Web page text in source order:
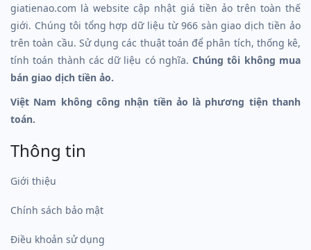
giatienao.com là website cập nhật giá tiền ảo trên toàn thế
giới. Chúng tôi tổng hợp dữ liệu từ 966 sàn giao dịch tiền ảo
trên toàn cầu. Sử dụng các thuật toán để phân tích, thống kê,
tính toán thành các dữ liệu có nghĩa.Chúng tôi không mua
bán giao dịch tiền ảo.
Việt Nam không công nhận tiền ảo là phương tiện thanh
toán.
Thông tin
Giới thiệu
Chính sách bảo mật
Điều khoản sử dụng